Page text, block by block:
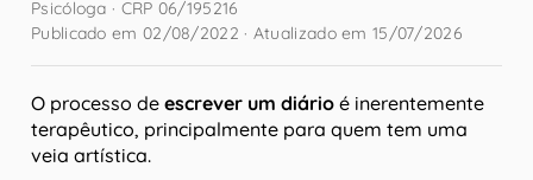
Psicóloga · CRP 06/195216
Publicado em 02/08/2022 · Atualizado em 15/07/2026
O processo de escrever um diário é inerentemente
terapêutico, principalmente para quem tem uma
veia artística.